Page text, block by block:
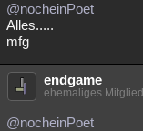
@nocheinPoet
Alles.....
mfg
endgame
ehemaliges Mitglied
@nocheinPoet